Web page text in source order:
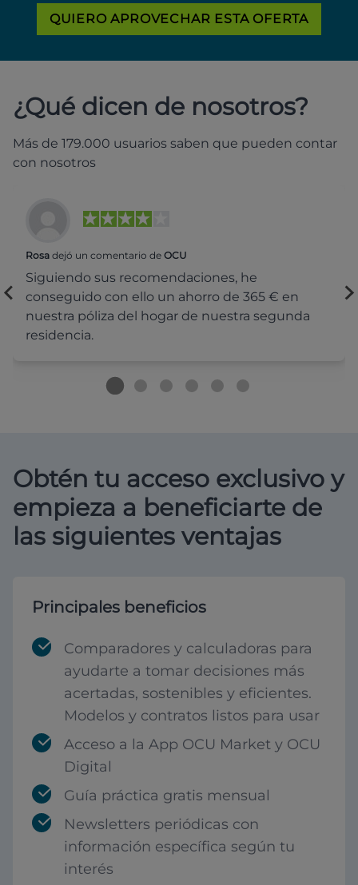
QUIERO APROVECHAR ESTA OFERTA
¿Qué dicen de nosotros?
Más de 179.000 usuarios saben que pueden contar
con nosotros
Rosa dejó un comentario de OCU
Siguiendo sus recomendaciones, he
conseguido con ello un ahorro de 365 € en
nuestra póliza del hogar de nuestra segunda
residencia.
Obtén tu acceso exclusivo y
empieza a beneficiarte de
las siguientes ventajas
Principales beneficios
Comparadores y calculadoras para
ayudarte a tomar decisiones más
acertadas, sostenibles y eficientes.
Modelos y contratos listos para usar
Acceso a la App OCU Market y OCU
Digital
Guía práctica gratis mensual
Newsletters periódicas con
información específica según tu
interés